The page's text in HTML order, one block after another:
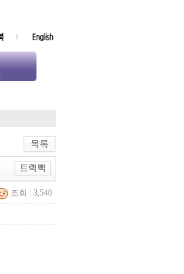
조회 : 3,540